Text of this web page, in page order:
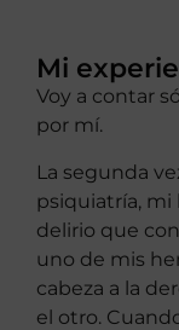
Mi
Voy a contar
por mí.
La segunda
psiquiatría,
delirio que
uno de mis
cabeza a la
el otro.